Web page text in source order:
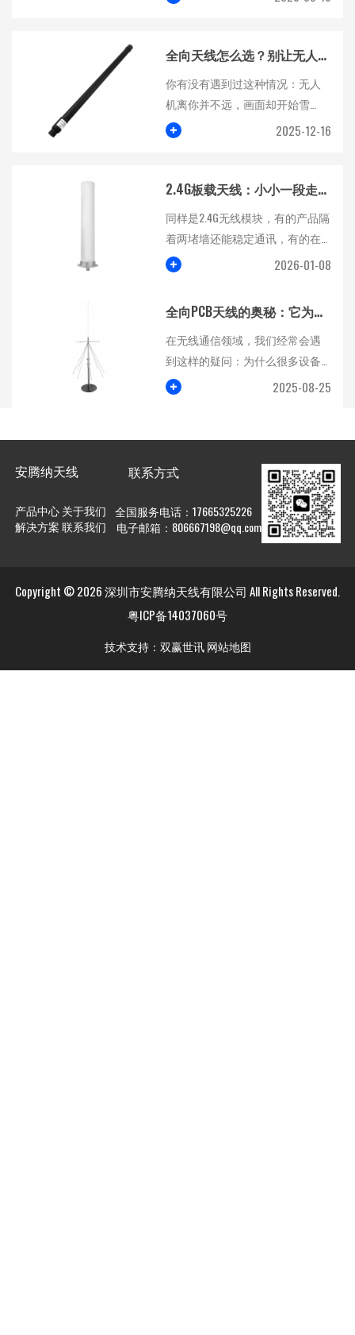
全向天线怎么选？别让无人机掉链子
你有没有遇到过这种情况：无人
机离你并不远，画面却开始雪
花、卡顿，甚至遥控链路报警?
+ 2025-12-16
2.4G板载天线：小小一段走线，为什么能决定无线效果？
同样是2.4G无线模块，有的产品隔
着两堵墙还能稳定通讯，有的在
办公室里就“忽强忽弱”。...
+ 2026-01-08
全向PCB天线的奥秘：它为何在无线通信中如此重要？
在无线通信领域，我们经常会遇
到这样的疑问：为什么很多设备
选择使用全向PCB天线，而不是...
+ 2025-08-25
安腾纳天线
产品中心关于我们
解决方案联系我们
联系方式
全国服务电话：17665325226
电子邮箱：806667198@qq.com
Copyright © 2026 深圳市安腾纳天线有限公司 All Rights Reserved.
粤ICP备14037060号
技术支持： 双赢世讯 网站地图